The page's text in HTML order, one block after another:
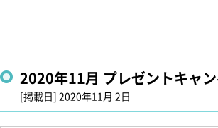
2020年11月 プレゼントキャ
[掲載日] 2020年11月 2日